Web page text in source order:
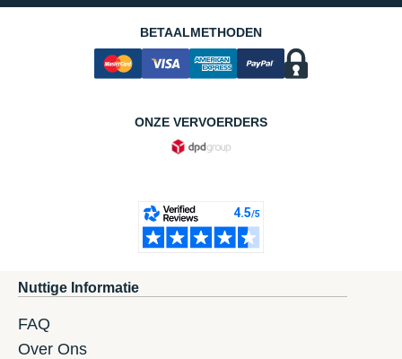
BETAALMETHODEN
ONZE VERVOERDERS
Nuttige Informatie
FAQ
Over Ons